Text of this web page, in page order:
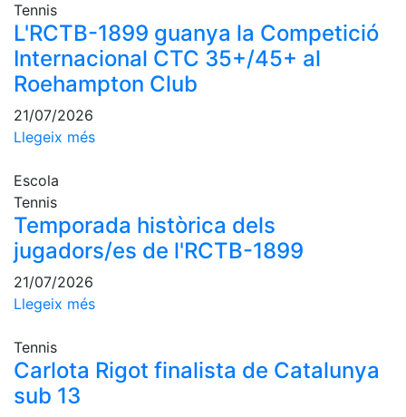
de Joc
Quadre
d'Honor
Històric
Campionat
Normativa
Pàdel
Escola de
Pàdel
Campionat
Social Pàdel
Quadres
Tennis
L'RCTB-1899 guanya la Competició
Internacional CTC 35+/45+ al
Roehampton Club
21/07/2026
Llegeix més
Escola
Tennis
Temporada històrica dels
jugadors/es de l'RCTB-1899
21/07/2026
Llegeix més
Tennis
Carlota Rigot finalista de Catalunya
sub 13